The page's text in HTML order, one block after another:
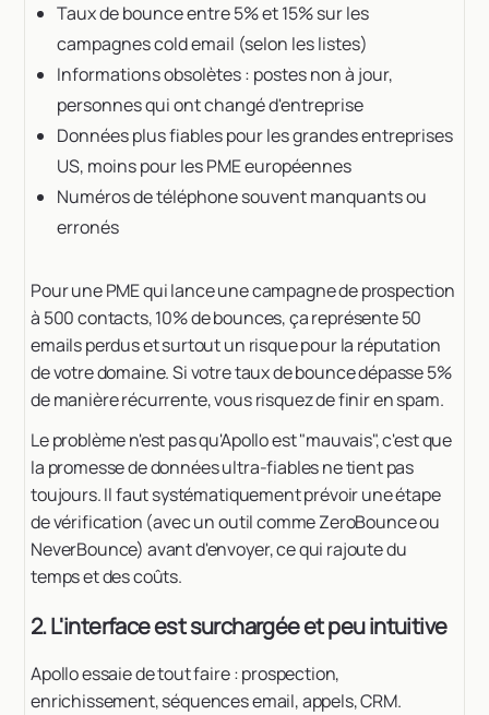
Taux de bounce entre 5% et 15% sur les
campagnes cold email (selon les listes)
Informations obsolètes : postes non à jour,
personnes qui ont changé d'entreprise
Données plus fiables pour les grandes entreprises
US, moins pour les PME européennes
Numéros de téléphone souvent manquants ou
erronés
Pour une PME qui lance une campagne de prospection
à 500 contacts, 10% de bounces, ça représente 50
emails perdus et surtout un risque pour la réputation
de votre domaine. Si votre taux de bounce dépasse 5%
de manière récurrente, vous risquez de finir en spam.
Le problème n'est pas qu'Apollo est "mauvais", c'est que
la promesse de données ultra-fiables ne tient pas
toujours. Il faut systématiquement prévoir une étape
de vérification (avec un outil comme ZeroBounce ou
NeverBounce) avant d'envoyer, ce qui rajoute du
temps et des coûts.
2. L'interface est surchargée et peu intuitive
Apollo essaie de tout faire : prospection,
enrichissement, séquences email, appels, CRM.